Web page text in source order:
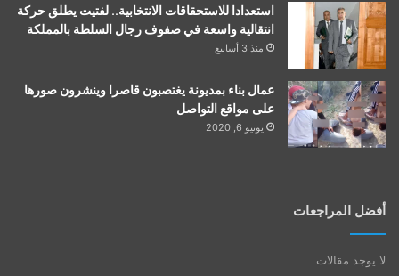
استعدادا للاستحقاقات الانتخابية.. لفتيت يطلق حركة
انتقالية واسعة في صفوف رجال السلطة بالمملكة
منذ 3 أسابيع
عمال بناء بمديونة يغتصبون قاصرا وينشرون صورها
على مواقع التواصل
يونيو 6, 2020
أفضل المراجعات
لا يوجد مقالات